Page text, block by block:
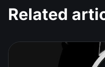
Related